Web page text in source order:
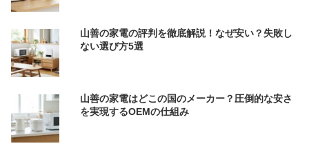
山善の家電の評判を徹底解説！なぜ安い？失敗し
ない選び方5選
山善の家電はどこの国のメーカー？圧倒的な安さ
を実現するOEMの仕組み